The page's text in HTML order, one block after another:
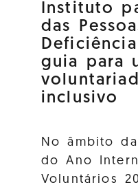
Instituto
das
guia para
inclusivo
No âmbito
do Ano
Voluntários